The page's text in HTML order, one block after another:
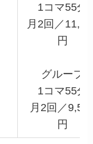
1コマ55分
月2回／
円
グループ
1コマ55分
月2回／
円